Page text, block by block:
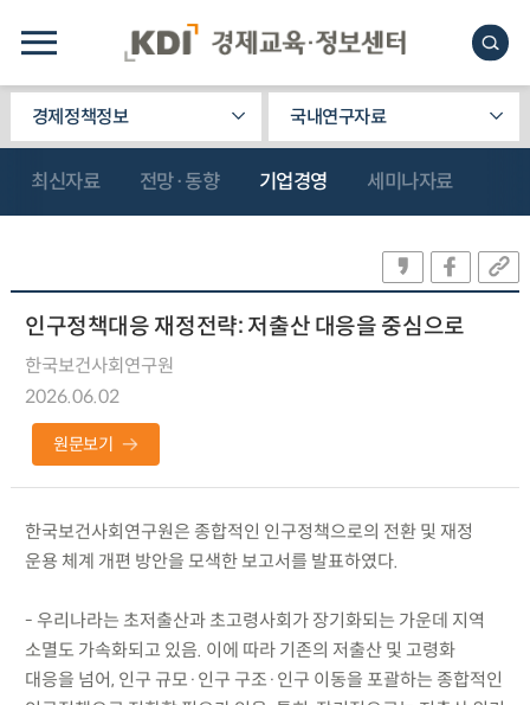
경제정책정보 국내연구자료
최신자료 전망·동향 기업경영 세미나자료
인구정책대응 재정전략: 저출산 대응을 중심으로
한국보건사회연구원
2026.06.02
원문보기
한국보건사회연구원은 종합적인 인구정책으로의 전환 및 재정
운용 체계 개편 방안을 모색한 보고서를 발표하였다.
- 우리나라는 초저출산과 초고령사회가 장기화되는 가운데 지역
소멸도 가속화되고 있음. 이에 따라 기존의 저출산 및 고령화
대응을 넘어, 인구 규모·인구 구조·인구 이동을 포괄하는 종합적인